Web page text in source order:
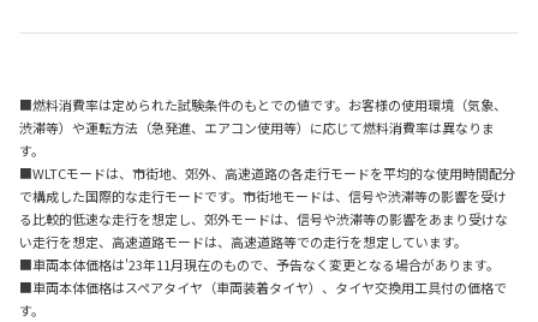
■燃料消費率は定められた試験条件のもとでの値です。お客様の使用環境（気象、
渋滞等）や運転方法（急発進、エアコン使用等）に応じて燃料消費率は異なりま
す。
■WLTCモードは、市街地、郊外、高速道路の各走行モードを平均的な使用時間配分
で構成した国際的な走行モードです。市街地モードは、信号や渋滞等の影響を受け
る比較的低速な走行を想定し、郊外モードは、信号や渋滞等の影響をあまり受けな
い走行を想定、高速道路モードは、高速道路等での走行を想定しています。
■車両本体価格は'23年11月現在のもので、予告なく変更となる場合があります。
■車両本体価格はスペアタイヤ（車両装着タイヤ）、タイヤ交換用工具付の価格で
す。